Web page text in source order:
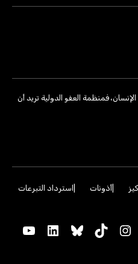
فمنظمة العفو الدولية تريد أن
أذونات
استرداد التبرعات
Instagram
TikTok
Bluesky
LinkedIn
YouTube